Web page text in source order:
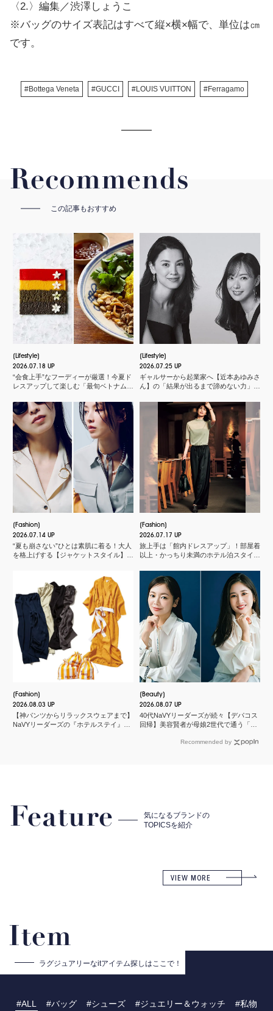
〈2.〉編集／渋澤しょうこ
※バッグのサイズ表記はすべて縦×横×幅で、単位は㎝
です。
#Bottega Veneta #GUCCI #LOUIS VUITTON #Ferragamo
Recommends
この記事もおすすめ
Lifestyle
2026.07.18 UP
“会食上手”なフーディーが厳選！今夏ド
レスアップして楽しむ「最旬ベトナム料
Lifestyle
2026.07.25 UP
ギャルサーから起業家へ【近本あゆみさ
ん】の「結果が出るまで諦めない力」と
Fashion
2026.07.14 UP
“夏も崩さない”ひとは素肌に着る！大人
を格上げする【ジャケットスタイル】厳
Fashion
2026.07.17 UP
旅上手は「館内ドレスアップ」！部屋着
以上・かっちり未満のホテル泊スタイル
Fashion
2026.08.03 UP
【神パンツからリラックスウェアまで】
NaVYリーダーズの『ホテルステイ』に
Beauty
2026.08.07 UP
40代NaVYリーダーズが続々【デパコス
回帰】美容賢者が母娘2世代で通う「化
Recommended by
Feature
気になるブランドの
TOPICSを紹介
VIEW MORE
Item
ラグジュアリーなitアイテム探しはここで！
ALL バッグ シューズ ジュエリー＆ウォッチ 私物